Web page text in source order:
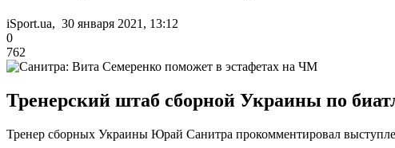
iSport.ua, 30 января 2021, 13:12
0
762
Тренерский штаб сборной Украины по
Тренер сборных Украины Юрай Санитра прокомментировал